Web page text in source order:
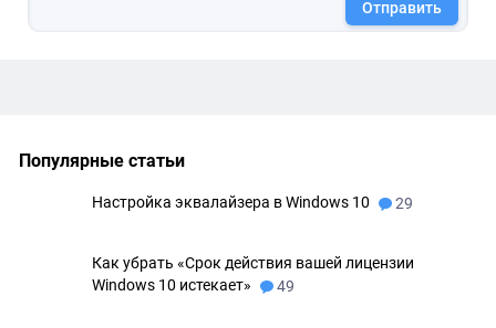
Популярные статьи
Настройка эквалайзера в Windows 10 29
Как убрать «Срок действия вашей лицензии
Windows 10 истекает»
49
Отправить